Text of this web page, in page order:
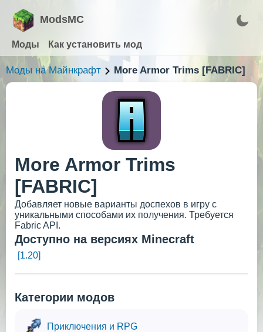
ModsMC
Моды Как установить мод
Моды на Майнкрафт More Armor Trims [FABRIC]
More Armor Trims
[FABRIC]
Добавляет новые варианты доспехов в игру с
уникальными способами их получения. Требуется
Fabric API.
Доступно на версиях Minecraft
[1.20]
Категории модов
Приключения и RPG